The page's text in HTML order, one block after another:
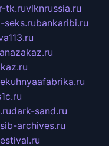
tk.ruvlknrussia.ru
seks.rubankaribi.ru
dark-sand.ru
sib-archives.ru